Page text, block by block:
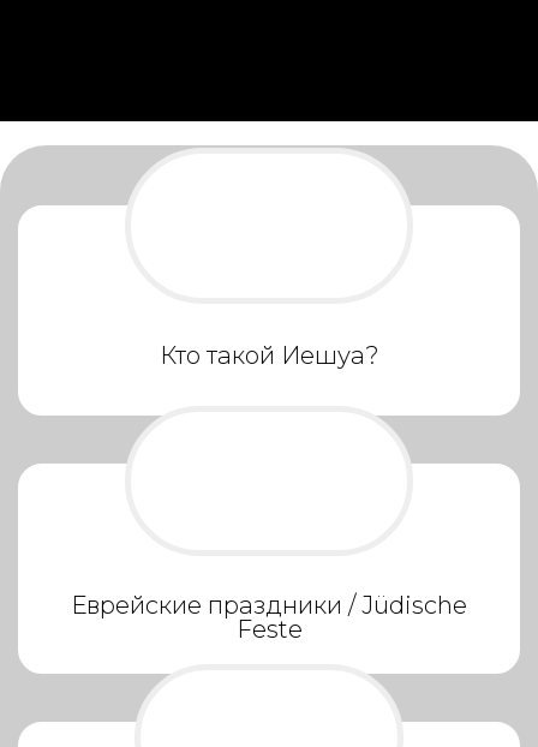
Кто такой Иешуа?
Еврейские праздники / Jüdische
Feste